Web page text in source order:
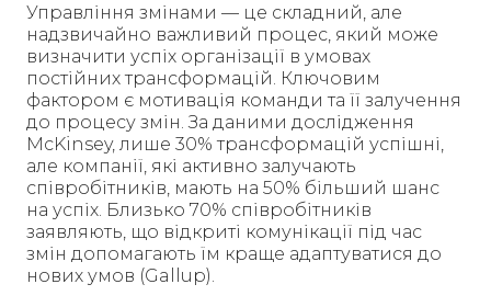
Управління змінами — це складний, але
надзвичайно важливий процес, який може
визначити успіх організації в умовах
постійних трансформацій. Ключовим
фактором є мотивація команди та її залучення
до процесу змін. За даними дослідження
McKinsey, лише 30% трансформацій успішні,
але компанії, які активно залучають
співробітників, мають на 50% більший шанс
на успіх. Близько 70% співробітників
заявляють, що відкриті комунікації під час
змін допомагають їм краще адаптуватися до
нових умов (Gallup).